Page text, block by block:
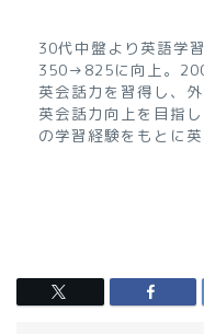
30代中盤より英語学
350→825に向上。
英会話力を習得し、
英会話力向上を目指
の学習経験をもとに